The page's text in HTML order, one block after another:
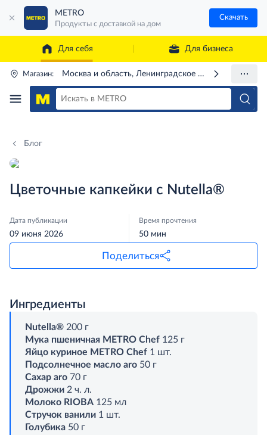
METRO
Продукты с доставкой на дом
Скачать
Для себя Для бизнеса
Магазин: Москва и область, Ленинградское ш., 71Г
Блог
Цветочные капкейки с Nutella®
Дата публикации
09 июня 2026
Время прочтения
50 мин
Поделиться
Ингредиенты
Nutella® 200 г
Мука пшеничная METRO Chef 125 г
Яйцо куриное METRO Chef 1 шт.
Подсолнечное масло aro 50 г
Сахар aro 70 г
Дрожжи 2 ч. л.
Молоко RIOBA 125 мл
Стручок ванили 1 шт.
Голубика 50 г